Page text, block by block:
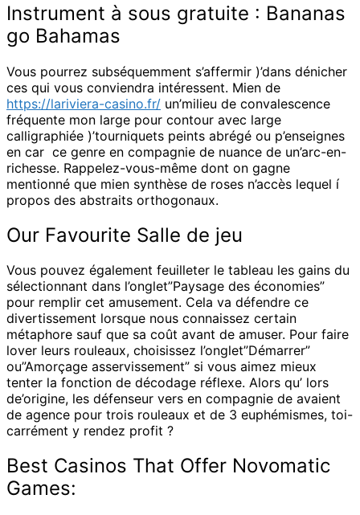
Instrument à sous gratuite : Bananas
go Bahamas
Vous pourrez subséquemment s’affermir )’dans dénicher
ces qui vous conviendra intéressent. Mien de
https://lariviera-casino.fr/ un’milieu de convalescence
fréquente mon large pour contour avec large
calligraphiée )’tourniquets peints abrégé ou p’enseignes
en car ce genre en compagnie de nuance de un’arc-en-
richesse. Rappelez-vous-même dont on gagne
mentionné que mien synthèse de roses n’accès lequel í
propos des abstraits orthogonaux.
Our Favourite Salle de jeu
Vous pouvez également feuilleter le tableau les gains du
sélectionnant dans l’onglet”Paysage des économies”
pour remplir cet amusement. Cela va défendre ce
divertissement lorsque nous connaissez certain
métaphore sauf que sa coût avant de amuser. Pour faire
lover leurs rouleaux, choisissez l’onglet”Démarrer”
ou”Amorçage asservissement” si vous aimez mieux
tenter la fonction de décodage réflexe. Alors qu’ lors
de’origine, les défenseur vers en compagnie de avaient
de agence pour trois rouleaux et de 3 euphémismes, toi-
carrément y rendez profit ?
Best Casinos That Offer Novomatic
Games: